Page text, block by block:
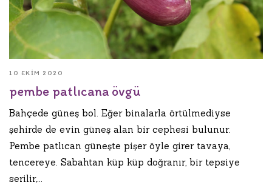
10 EKIM 2020
pembe patlıcana övgü
Bahçede güneş bol. Eğer binalarla örtülmediyse
şehirde de evin güneş alan bir cephesi bulunur.
Pembe patlıcan güneşte pişer öyle girer tavaya,
tencereye. Sabahtan küp küp doğranır, bir tepsiye
serilir,...